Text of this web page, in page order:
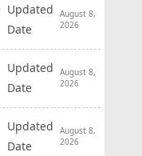
Updated
Date
August 8,
2026
Updated
Date
August 8,
2026
Updated
Date
August 8,
2026